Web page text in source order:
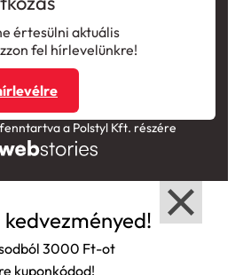
értesülni aktuális
fel hírlevelünkre!
a Polstyl Kft. részére
3000 Ft-ot
kuponkódod!